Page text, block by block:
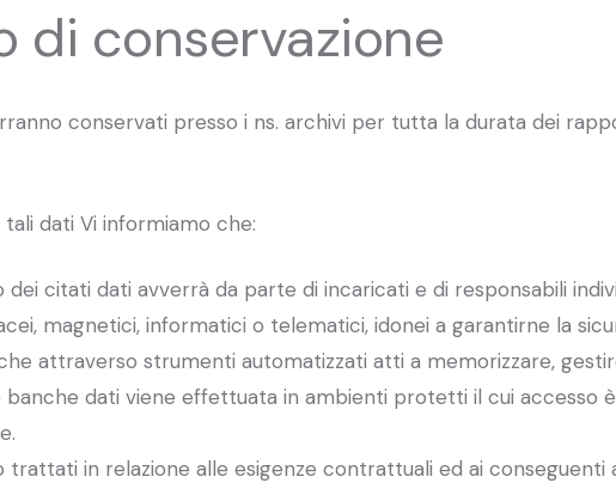
di conservazione
conservati presso i ns. archivi per tutta la durata dei
dati Vi informiamo che:
citati dati avverrà da parte di incaricati e di responsabili
magnetici, informatici o telematici, idonei a garantirne la
attraverso strumenti automatizzati atti a memorizzare,
banche dati viene effettuata in ambienti protetti il cui
trattati in relazione alle esigenze contrattuali ed ai